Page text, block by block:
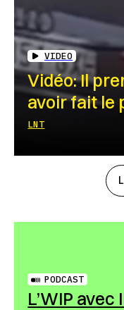
VIDEO
Vidéo: Il
avoir fait le
LNT
PODCAST
L’WIP